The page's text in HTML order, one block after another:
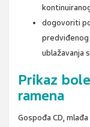
dogovoriti
predviđenog
ublažavanja
Prikaz
ramena
Gospođa CD,